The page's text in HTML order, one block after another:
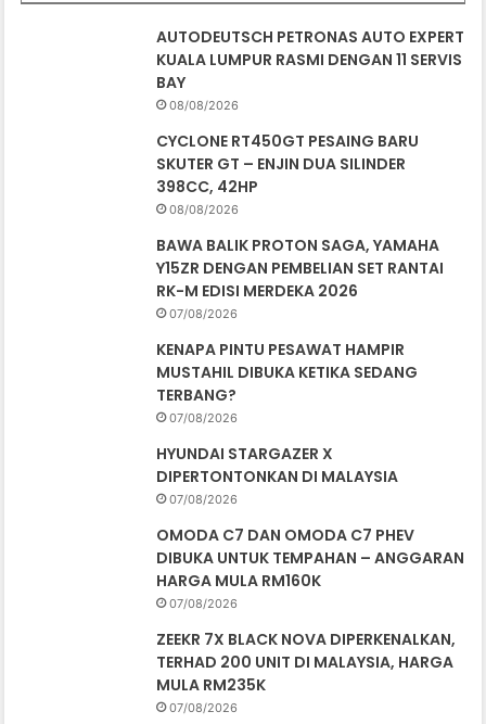
AUTODEUTSCH PETRONAS AUTO EXPERT
KUALA LUMPUR RASMI DENGAN 11 SERVIS
BAY
08/08/2026
CYCLONE RT450GT PESAING BARU
SKUTER GT – ENJIN DUA SILINDER
398CC, 42HP
08/08/2026
BAWA BALIK PROTON SAGA, YAMAHA
Y15ZR DENGAN PEMBELIAN SET RANTAI
RK-M EDISI MERDEKA 2026
07/08/2026
KENAPA PINTU PESAWAT HAMPIR
MUSTAHIL DIBUKA KETIKA SEDANG
TERBANG?
07/08/2026
HYUNDAI STARGAZER X
DIPERTONTONKAN DI MALAYSIA
07/08/2026
OMODA C7 DAN OMODA C7 PHEV
DIBUKA UNTUK TEMPAHAN – ANGGARAN
HARGA MULA RM160K
07/08/2026
ZEEKR 7X BLACK NOVA DIPERKENALKAN,
TERHAD 200 UNIT DI MALAYSIA, HARGA
MULA RM235K
07/08/2026